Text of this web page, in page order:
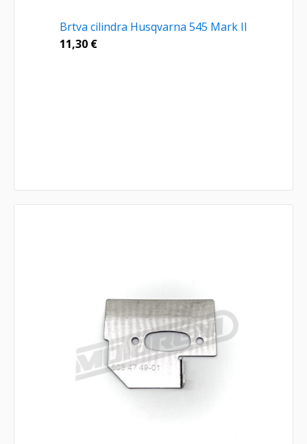
Brtva cilindra Husqvarna 545 Mark II
11,30 €